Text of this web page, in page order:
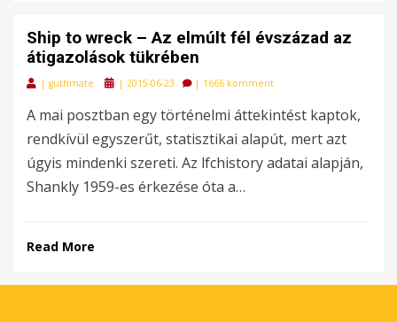
Ship to wreck – Az elmúlt fél évszázad az
átigazolások tükrében
| guthmate
Posted
| 2015-06-23 | 1666 komment
A mai posztban egy történelmi áttekintést kaptok,
rendkívül egyszerűt, statisztikai alapút, mert azt
úgyis mindenki szereti. Az lfchistory adatai alapján,
Shankly 1959-es érkezése óta a…
Read More